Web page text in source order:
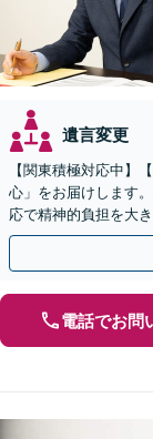
遺言変更
【関東積極対応中】
心」をお届けします
応で精神的負担を大
割・放棄などまずは
電話でお問